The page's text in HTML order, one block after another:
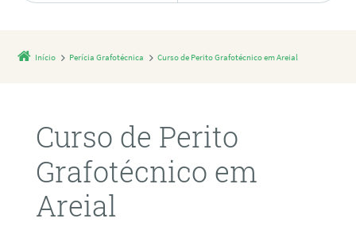
Início Perícia Grafotécnica Curso de Perito Grafotécnico em Areial
Curso de Perito
Grafotécnico em
Areial